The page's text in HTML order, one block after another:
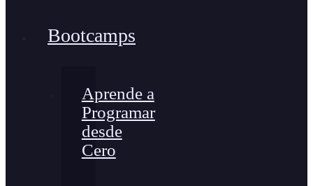
Bootcamps
Aprende a
Programar
desde
Cero